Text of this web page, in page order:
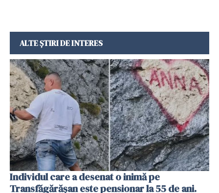
ALTE ȘTIRI DE INTERES
Individul care a desenat o inimă pe
Transfăgărășan este pensionar la 55 de ani.